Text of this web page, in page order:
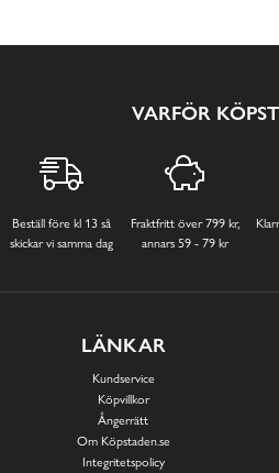
VARFÖR
Beställ före kl 13 så
skickar vi samma dag
Fraktfritt över 799 kr,
annars 59 - 79 kr
LÄNKAR
Kundservice
Köpvillkor
Ångerrätt
Om Köpstaden.se
Integritetspolicy